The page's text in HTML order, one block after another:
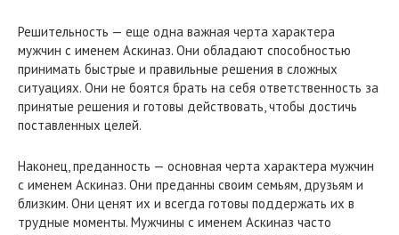
Решительность — еще одна важная черта характера
мужчин с именем Аскиназ. Они обладают способностью
принимать быстрые и правильные решения в сложных
ситуациях. Они не боятся брать на себя ответственность за
принятые решения и готовы действовать, чтобы достичь
поставленных целей.
Наконец, преданность — основная черта характера мужчин
с именем Аскиназ. Они преданны своим семьям, друзьям и
близким. Они ценят их и всегда готовы поддержать их в
трудные моменты. Мужчины с именем Аскиназ часто